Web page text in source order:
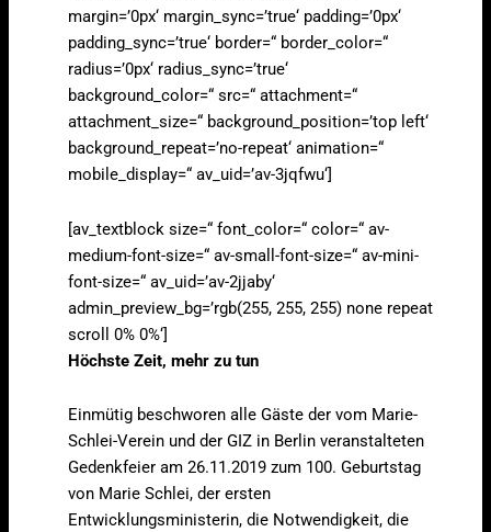
margin=’0px‘ margin_sync=’true‘ padding=’0px‘
padding_sync=’true‘ border=“ border_color=“
radius=’0px‘ radius_sync=’true‘
background_color=“ src=“ attachment=“
attachment_size=“ background_position=’top left‘
background_repeat=’no-repeat‘ animation=“
mobile_display=“ av_uid=’av-3jqfwu‘]
[av_textblock size=“ font_color=“ color=“ av-
medium-font-size=“ av-small-font-size=“ av-mini-
font-size=“ av_uid=’av-2jjaby‘
admin_preview_bg=’rgb(255, 255, 255) none repeat
scroll 0% 0%‘]
Höchste Zeit, mehr zu tun
Einmütig beschworen alle Gäste der vom Marie-
Schlei-Verein und der GIZ in Berlin veranstalteten
Gedenkfeier am 26.11.2019 zum 100. Geburtstag
von Marie Schlei, der ersten
Entwicklungsministerin, die Notwendigkeit, die